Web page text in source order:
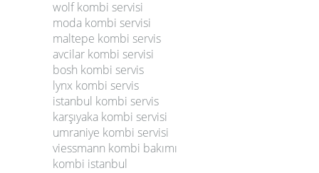
wolf kombi servisi
moda kombi servisi
maltepe kombi servis
avcilar kombi servisi
bosh kombi servis
lynx kombi servis
istanbul kombi servis
karşıyaka kombi servisi
umraniye kombi servisi
viessmann kombi bakımı
kombi istanbul